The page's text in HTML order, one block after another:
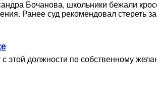
Бочанова, школьники бежали
Ранее суд рекомендовал стереть
этой должности по собственному